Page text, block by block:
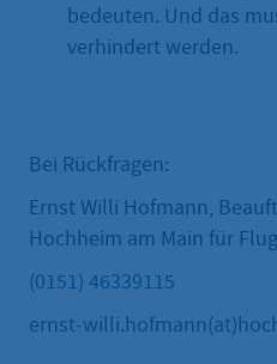
bedeuten. Und das
verhindert werden.
Bei Rückfragen:
Ernst Willi Hofmann,
Hochheim am Main für
(0151) 46339115
ernst-